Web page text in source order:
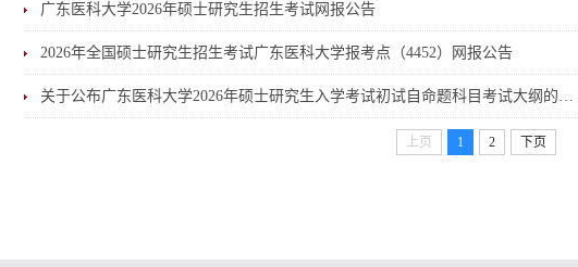
广东医科大学2026年硕士研究生招生考试网报公告
2026年全国硕士研究生招生考试广东医科大学报考点（4452）网报公告
关于公布广东医科大学2026年硕士研究生入学考试初试自命题科目考试大纲的…
上页 1 2 下页